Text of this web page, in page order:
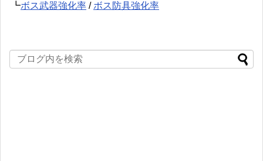
┗ボス武器強化率 / ボス防具強化率